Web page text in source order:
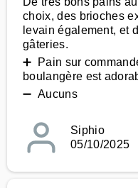
choix, des brioches
levain également, et
gâteries.
➕ Pain sur
boulangère est
➖ Aucuns
Siphio
05/10/2025